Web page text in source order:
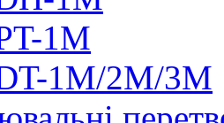
1M
1M/2M/3M